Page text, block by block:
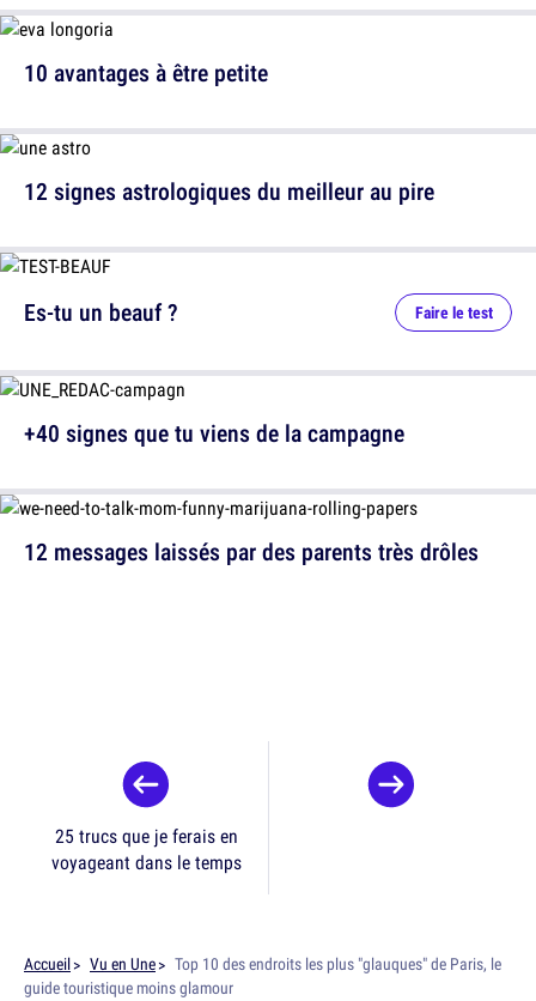
10 avantages à être petite
12 signes astrologiques du meilleur au pire
12 messages laissés par des parents très drôles
Es-tu un beauf ? Faire le test
+40 signes que tu viens de la campagne
25 trucs que je ferais en
voyageant dans le temps
Accueil Vu en Une
Top 10 des endroits les plus "glauques" de Paris, le
guide touristique moins glamour